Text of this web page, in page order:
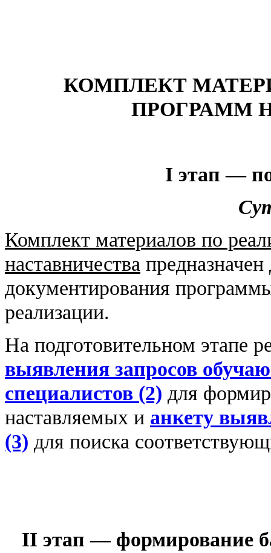
КОМПЛЕКТ
ПРОГРАММ
I этап —
Комплект материалов по
наставничества
документирования
реализации.
На подготовительном этапе
выявления запросов
специалистов (2) для
наставляемых и анкету
(3) для поиска
II этап — формирование